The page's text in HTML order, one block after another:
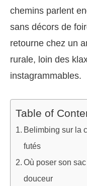
chemins parlent
sans décors de
retourne chez un
rurale, loin des
instagrammables.
Table of
Belimbing sur la
futés
Où poser son
douceur